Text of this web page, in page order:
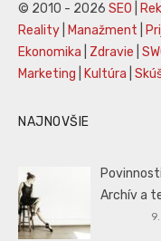
© 2010 - 2026 SEO
Reality
Manažment
Ekonomika
Zdravie
Marketing
Kultúra
NAJNOVŠIE
Archív a